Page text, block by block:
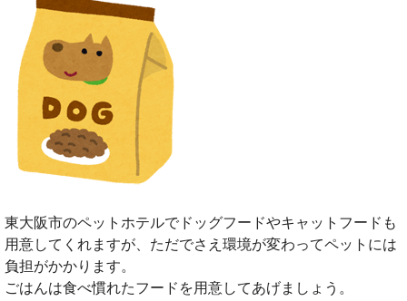
東大阪市のペットホテルでドッグフードやキャットフードも
用意してくれますが、ただでさえ環境が変わってペットには
負担がかかります。
ごはんは食べ慣れたフードを用意してあげましょう。